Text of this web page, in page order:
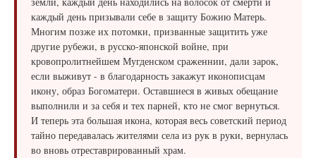
каждый день призывали себе в защиту Божию Матерь.
Многим позже их потомки, призванные защитить уже
другие рубежи, в русско-японской войне, при
кровопролитнейшем Мугденском сраженнии, дали зарок,
если выживут - в благодарность закажут иконописцам
икону, образ Богоматери. Оставшиеся в живых обещание
выполнили и за себя и тех парней, кто не смог вернуться.
И теперь эта большая икона, которая весь советский период
тайно передавалась жителями села из рук в руки, вернулась
во вновь отреставрированный храм.